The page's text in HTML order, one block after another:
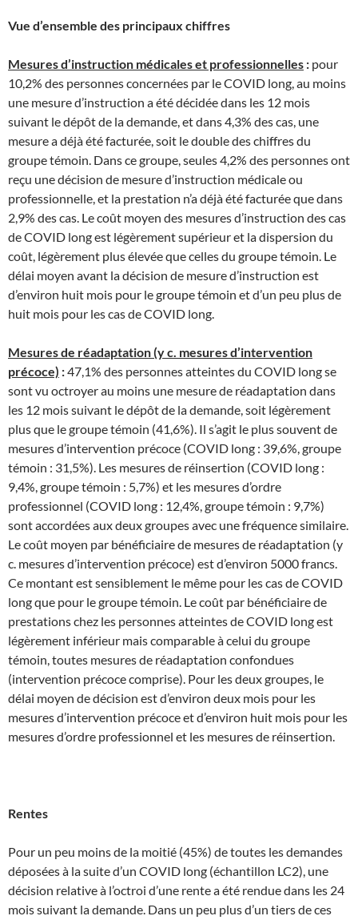
Vue d’ensemble des principaux chiffres
Mesures d’instruction médicales et professionnelles : pour
10,2% des personnes concernées par le COVID long, au moins
une mesure d’instruction a été décidée dans les 12 mois
suivant le dépôt de la demande, et dans 4,3% des cas, une
mesure a déjà été facturée, soit le double des chiffres du
groupe témoin. Dans ce groupe, seules 4,2% des personnes ont
reçu une décision de mesure d’instruction médicale ou
professionnelle, et la prestation n’a déjà été facturée que dans
2,9% des cas. Le coût moyen des mesures d’instruction des cas
de COVID long est légèrement supérieur et la dispersion du
coût, légèrement plus élevée que celles du groupe témoin. Le
délai moyen avant la décision de mesure d’instruction est
d’environ huit mois pour le groupe témoin et d’un peu plus de
huit mois pour les cas de COVID long.
Mesures de réadaptation (y c. mesures d’intervention
précoce) :47,1% des personnes atteintes du COVID long se
sont vu octroyer au moins une mesure de réadaptation dans
les 12 mois suivant le dépôt de la demande, soit légèrement
plus que le groupe témoin (41,6%). Il s’agit le plus souvent de
mesures d’intervention précoce (COVID long : 39,6%, groupe
témoin : 31,5%). Les mesures de réinsertion (COVID long :
9,4%, groupe témoin : 5,7%) et les mesures d’ordre
professionnel (COVID long : 12,4%, groupe témoin : 9,7%)
sont accordées aux deux groupes avec une fréquence similaire.
Le coût moyen par bénéficiaire de mesures de réadaptation (y
c. mesures d’intervention précoce) est d’environ 5000 francs.
Ce montant est sensiblement le même pour les cas de COVID
long que pour le groupe témoin. Le coût par bénéficiaire de
prestations chez les personnes atteintes de COVID long est
légèrement inférieur mais comparable à celui du groupe
témoin, toutes mesures de réadaptation confondues
(intervention précoce comprise). Pour les deux groupes, le
délai moyen de décision est d’environ deux mois pour les
mesures d’intervention précoce et d’environ huit mois pour les
mesures d’ordre professionnel et les mesures de réinsertion.
Rentes
Pour un peu moins de la moitié (45%) de toutes les demandes
déposées à la suite d’un COVID long (échantillon LC2), une
décision relative à l’octroi d’une rente a été rendue dans les 24
mois suivant la demande. Dans un peu plus d’un tiers de ces